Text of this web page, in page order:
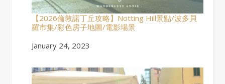
【2026倫敦諾丁丘攻略】Notting Hill景點/波多貝
羅市集/彩色房子地圖/電影場景
Date
January 24, 2023